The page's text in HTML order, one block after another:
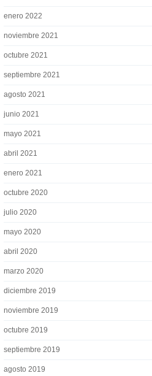
enero 2022
noviembre 2021
octubre 2021
septiembre 2021
agosto 2021
junio 2021
mayo 2021
abril 2021
enero 2021
octubre 2020
julio 2020
mayo 2020
abril 2020
marzo 2020
diciembre 2019
noviembre 2019
octubre 2019
septiembre 2019
agosto 2019